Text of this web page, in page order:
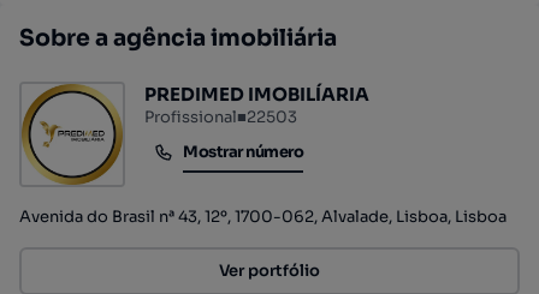
Sobre a agência imobiliária
PREDIMED IMOBILÍARIA
Profissional■22503
Mostrar número
Mostrar número
Avenida do Brasil nª 43, 12º, 1700-062, Alvalade, Lisboa, Lisboa
Ver portfólio